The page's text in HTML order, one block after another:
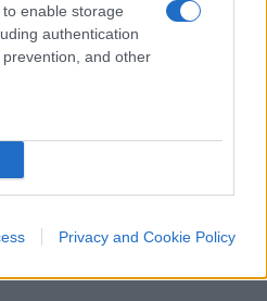
enable storage
authentication
and other
Privacy and Cookie Policy
mercati…
novembre 2022